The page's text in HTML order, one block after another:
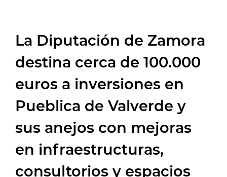
La Diputación de Zamora
destina cerca de 100.000
euros a inversiones en
Pueblica de Valverde y
sus anejos con mejoras
en infraestructuras,
consultorios y espacios